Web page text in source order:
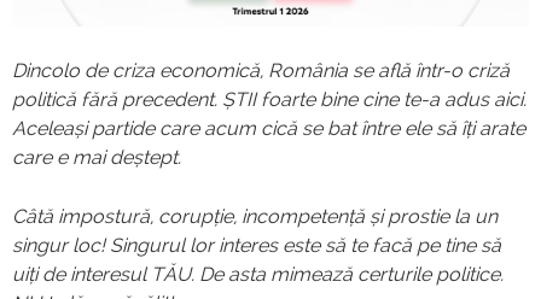
Dincolo de criza economică, România se află într-o criză
politică fără precedent. ȘTII foarte bine cine te-a adus aici.
Aceleași partide care acum cică se bat între ele să îți arate
care e mai deștept.
Câtă impostură, corupție, incompetență și prostie la un
singur loc! Singurul lor interes este să te facă pe tine să
uiți de interesul TĂU. De asta mimează certurile politice.